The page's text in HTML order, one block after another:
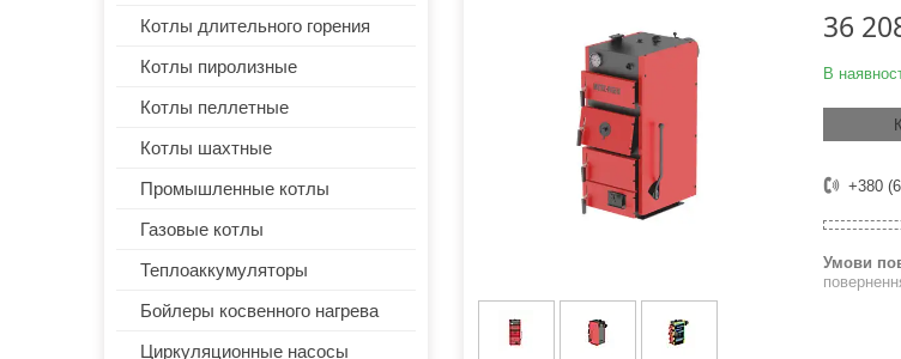
36
В
+380
Котлы длительного горения
Котлы пиролизные
Котлы пеллетные
Котлы шахтные
Промышленные котлы
Газовые котлы
Теплоаккумуляторы
Бойлеры косвенного нагрева
Циркуляционные насосы